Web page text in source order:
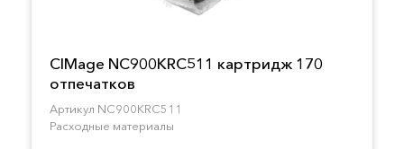
CIMage NC900KRC511 картридж 170
отпечатков
Артикул NC900KRC511
Расходные материалы